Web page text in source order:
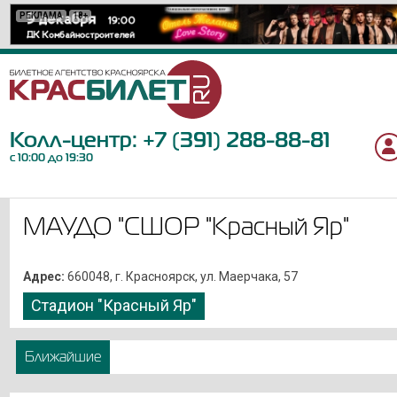
РЕКЛАМА 18+
РЕКЛАМА 0+
РЕКЛАМА 12+
РЕКЛАМА 12+
РЕКЛАМА 12+
РЕКЛАМА 6+
РЕКЛАМА 6+
РЕКЛАМА 18+
РЕКЛАМА 12+
РЕКЛАМА 12+
РЕКЛАМА 6+
РЕКЛАМА 6+
РЕКЛАМА 18+
РЕКЛАМА 12+
РЕКЛАМА 12+
РЕКЛАМА 12+
РЕКЛАМА 16+
РЕКЛАМА 6+
РЕКЛАМА 12+
РЕКЛАМА 6+
РЕКЛАМА 16+
РЕКЛАМА 12+
Колл-центр: +7 (391) 288-88-81
с 10:00 до 19:30
МАУДО "СШОР "Красный Яр"
Адрес: 660048, г. Красноярск, ул. Маерчака, 57
Стадион "Красный Яр"
Ближайшие